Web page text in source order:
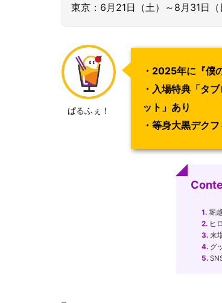
東京：6月21日（土）～8月31日
ぱるふぇ！
・2025年に『僕
・入場特典「タ
ット」あり
・等身大黒デク
1. 堀
2. ヒ
3. 来
4. グ
5.